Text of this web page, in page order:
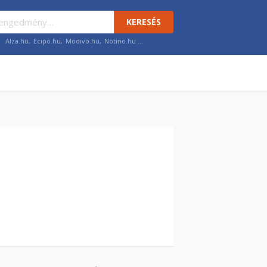
KERESÉS
Alza.hu, Ecipo.hu, Modivo.hu, Notino.hu …